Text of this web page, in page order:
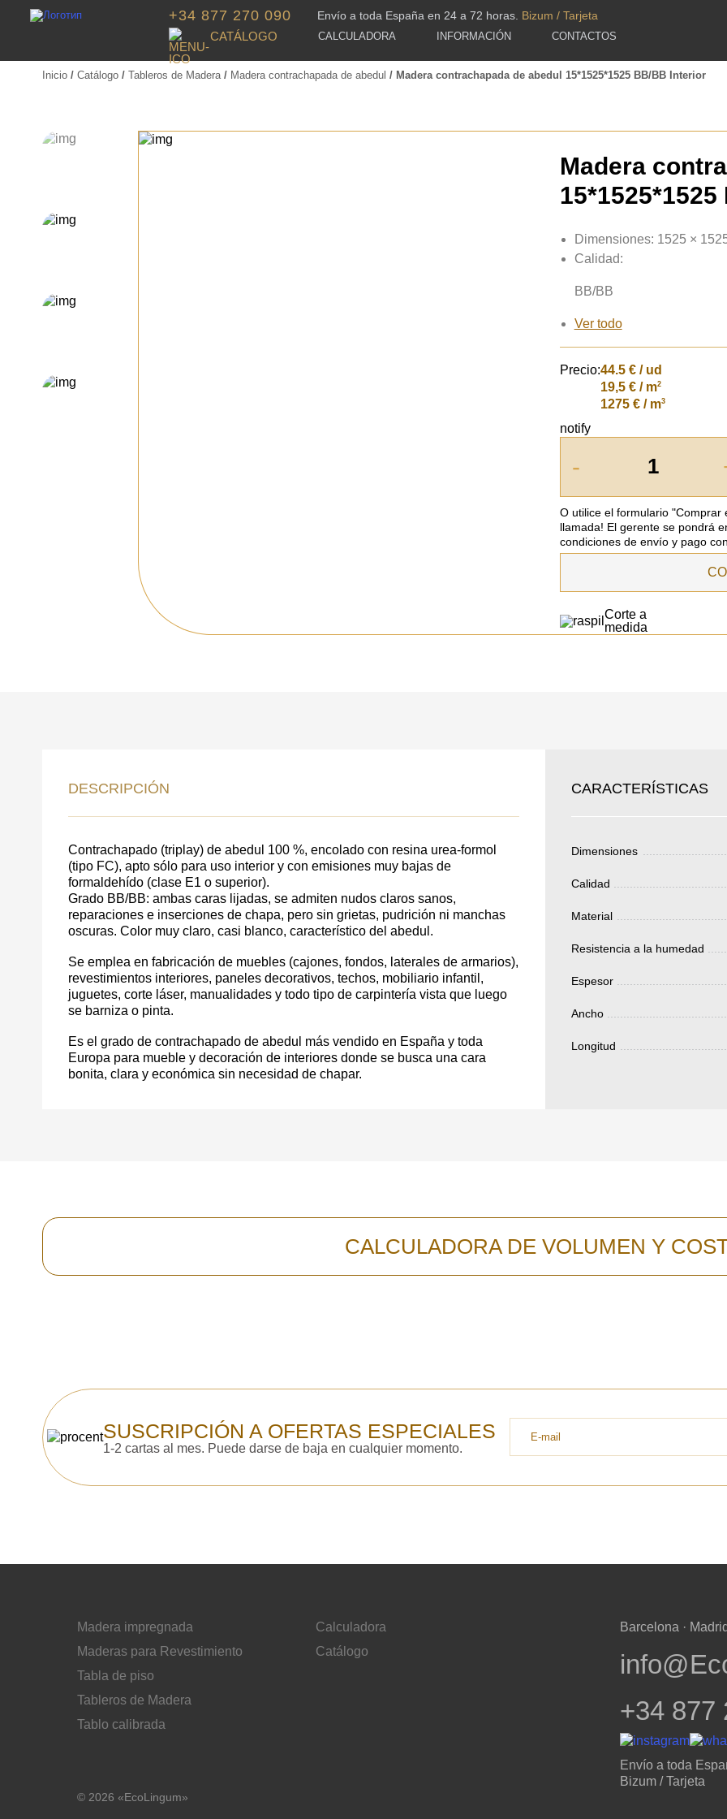
+34 877 270 090 Envío a toda España en 24 a 72 horas. Bizum / Tarjeta
CATÁLOGO
CALCULADORA INFORMACIÓN CONTACTOS
Inicio / Catálogo / Tableros de Madera/ Madera contrachapada de abedul / Madera contrachapada de abedul 15*1525*1525 BB/BB Interior
Madera
Dimensiones: 1525 ×
Calidad:
BB/BB
Ver todo
Precio:44.5 € / ud
19,5 € / m2
1275 € / m3
notify
-
O utilice el formulario
llamada! El gerente se pondrá
condiciones de envío y pago
Corte a
medida
DESCRIPCIÓN
Contrachapado (triplay) de abedul 100 %, encolado con resina urea-formol
(tipo FC), apto sólo para uso interior y con emisiones muy bajas de
formaldehído (clase E1 o superior).
Grado BB/BB: ambas caras lijadas, se admiten nudos claros sanos,
reparaciones e inserciones de chapa, pero sin grietas, pudrición ni manchas
oscuras. Color muy claro, casi blanco, característico del abedul.
Se emplea en fabricación de muebles (cajones, fondos, laterales de armarios),
revestimientos interiores, paneles decorativos, techos, mobiliario infantil,
juguetes, corte láser, manualidades y todo tipo de carpintería vista que luego
se barniza o pinta.
Es el grado de contrachapado de abedul más vendido en España y toda
Europa para mueble y decoración de interiores donde se busca una cara
bonita, clara y económica sin necesidad de chapar.
CARACTERÍSTICAS
Dimensiones
Calidad
Material
Resistencia a la humedad
Espesor
Ancho
Longitud
CALCULADORA DE VOLUMEN Y
SUSCRIPCIÓN A OFERTAS ESPECIALES
1-2 cartas al mes. Puede darse de baja en cualquier momento.
Madera impregnada
Maderas para Revestimiento
Tabla de piso
Tableros de Madera
Tablo calibrada
Calculadora
Catálogo
Barcelona ·
+34 877
Envío a toda
Bizum / Tarjeta
© 2026 «EcoLingum»
DATOS PARA REVERTIR
Nombre
Su pedido:
Cantidad:
Acepto el procesamientodatos personales.